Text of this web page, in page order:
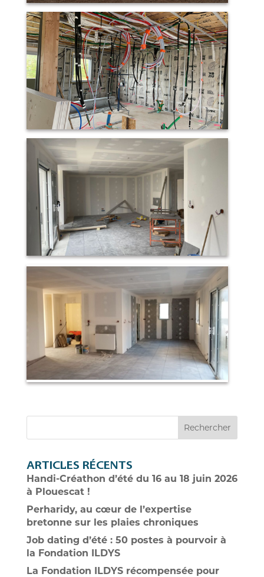
Rechercher
ARTICLES RÉCENTS
Handi-Créathon d’été du 16 au 18 juin 2026
à Plouescat !
Perharidy, au cœur de l’expertise
bretonne sur les plaies chroniques
Job dating d’été : 50 postes à pourvoir à
la Fondation ILDYS
La Fondation ILDYS récompensée pour